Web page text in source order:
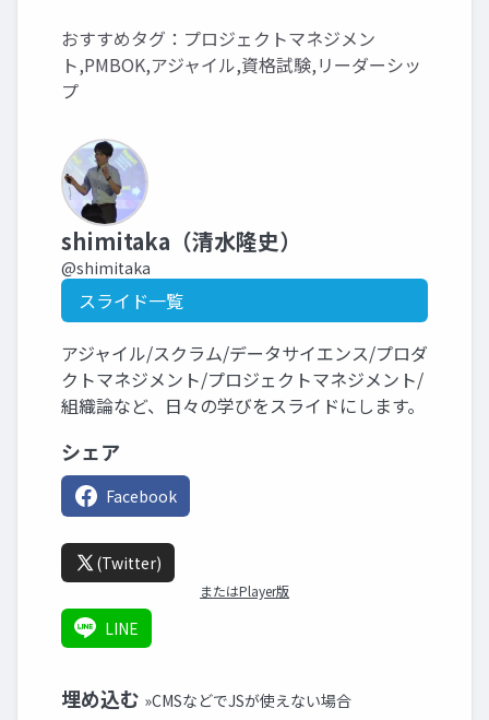
おすすめタグ：プロジェクトマネジメン
ト,PMBOK,アジャイル,資格試験,リーダーシッ
プ
shimitaka（清水隆史）
@shimitaka
スライド一覧
アジャイル/スクラム/データサイエンス/プロダ
クトマネジメント/プロジェクトマネジメント/
組織論など、日々の学びをスライドにします。
シェア
Facebook
(Twitter)
またはPlayer版
LINE
埋め込む »CMSなどでJSが使えない場合